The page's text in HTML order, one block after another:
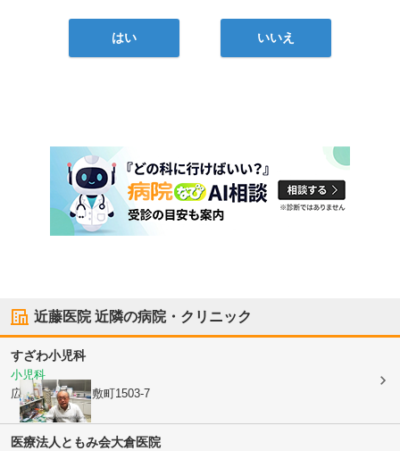
はい いいえ
近藤医院近隣の病院・クリニック
すざわ小児科
小児科
広島県三次市畠敷町1503-7
医療法人ともみ会大倉医院